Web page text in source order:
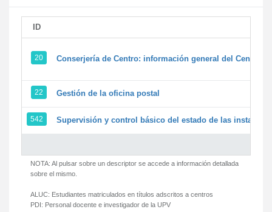
ID
20 Conserjería de Centro: información general del Centro y
22 Gestión de la oficina postal
542 Supervisión y control básico del estado de las
NOTA: Al pulsar sobre un descriptor se accede a información detallada
sobre el mismo.
ALUC: Estudiantes matriculados en títulos adscritos a centros
PDI: Personal docente e investigador de la UPV